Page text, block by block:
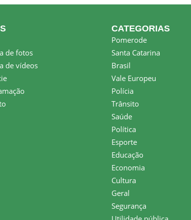
de fotos
de vídeos
CATEGORIAS
Pomerode
Santa Catarina
Brasil
Vale Europeu
Polícia
Trânsito
Saúde
Política
Esporte
Educação
Economia
Cultura
Geral
Segurança